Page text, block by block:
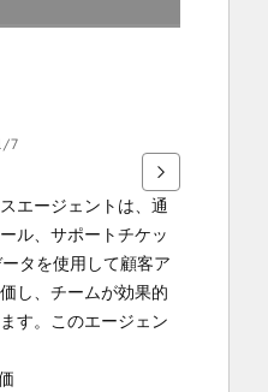
7
エージェントは、通
ル、サポートチケッ
タを使用して顧客ア
し、チームが効果的
す。このエージェン